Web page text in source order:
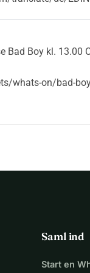
Bad Boy kl. 13.00
whats-on/bad-
Saml ind
Start en